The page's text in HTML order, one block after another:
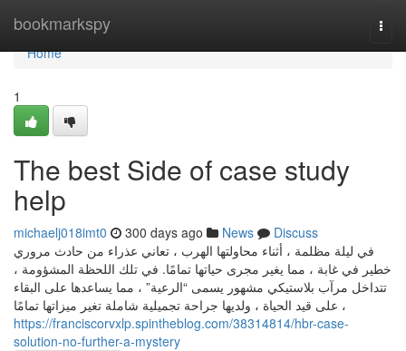
bookmarkspy
Home
Home
1
The best Side of case study
help
michaelj018imt0 300 days ago News
Discuss
في ليلة مظلمة ، أثناء محاولتها الهرب ، تعاني عذراء من حادث مروري
خطير في غابة ، مما يغير مجرى حياتها تمامًا. في تلك اللحظة المشؤومة ،
تتداخل مرآب بلاستيكي مشهور يسمى “الرعية” ، مما يساعدها على البقاء
على قيد الحياة ، ولديها جراحة تجميلية شاملة تغير ميزاتها تمامًا ،
https://franciscorvxlp.spintheblog.com/38314814/hbr-case-
solution-no-further-a-mystery